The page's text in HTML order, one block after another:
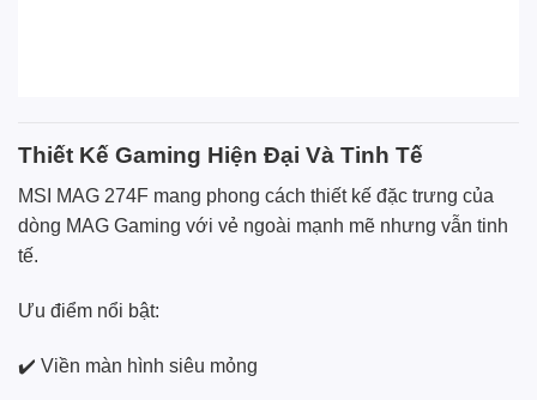
Thiết Kế Gaming Hiện Đại Và Tinh Tế
MSI MAG 274F mang phong cách thiết kế đặc trưng của
dòng MAG Gaming với vẻ ngoài mạnh mẽ nhưng vẫn tinh
tế.
Ưu điểm nổi bật:
✔️ Viền màn hình siêu mỏng